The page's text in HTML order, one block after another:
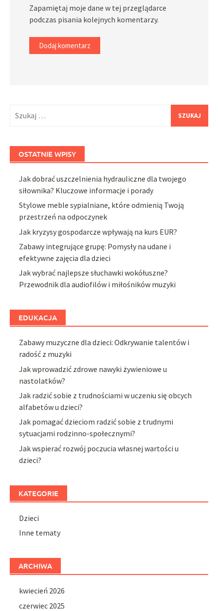
Zapamiętaj moje dane w tej przeglądarce
podczas pisania kolejnych komentarzy.
OSTATNIE WPISY
Jak dobrać uszczelnienia hydrauliczne dla twojego
siłownika? Kluczowe informacje i porady
Stylowe meble sypialniane, które odmienią Twoją
przestrzeń na odpoczynek
Jak kryzysy gospodarcze wpływają na kurs EUR?
Zabawy integrujące grupę: Pomysły na udane i
efektywne zajęcia dla dzieci
Jak wybrać najlepsze słuchawki wokółuszne?
Przewodnik dla audiofilów i miłośników muzyki
EDUKACJA
Zabawy muzyczne dla dzieci: Odkrywanie talentów i
radość z muzyki
Jak wprowadzić zdrowe nawyki żywieniowe u
nastolatków?
Jak radzić sobie z trudnościami w uczeniu się obcych
alfabetów u dzieci?
Jak pomagać dzieciom radzić sobie z trudnymi
sytuacjami rodzinno-społecznymi?
Jak wspierać rozwój poczucia własnej wartości u
dzieci?
KATEGORIE
Dzieci
Inne tematy
ARCHIWA
kwiecień 2026
czerwiec 2025